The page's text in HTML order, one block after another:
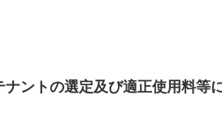
ナントの選定及び適正使用料等